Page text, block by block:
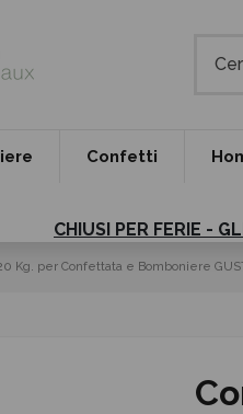
Confetti
CHIUSI PER FERIE -
Kg. per Confettata e Bomboniere